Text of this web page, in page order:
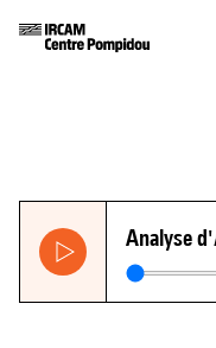
Analyse d'